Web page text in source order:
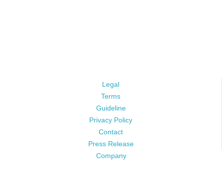
Legal
Terms
Guideline
Privacy Policy
Contact
Press Release
Company